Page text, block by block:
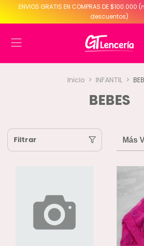
ENVIOS GRATIS EN COMPRAS DE
descuentos)
Inicio > INFANTIL >
BEBES
Filtrar